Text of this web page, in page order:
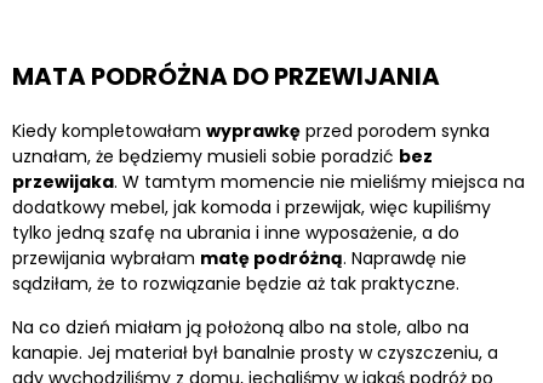
MATA PODRÓŻNA DO PRZEWIJANIA
Kiedy kompletowałam wyprawkę przed porodem synka
uznałam, że będziemy musieli sobie poradzić bez
przewijaka. W tamtym momencie nie mieliśmy miejsca na
dodatkowy mebel, jak komoda i przewijak, więc kupiliśmy
tylko jedną szafę na ubrania i inne wyposażenie, a do
przewijania wybrałam matę podróżną. Naprawdę nie
sądziłam, że to rozwiązanie będzie aż tak praktyczne.
Na co dzień miałam ją położoną albo na stole, albo na
kanapie. Jej materiał był banalnie prosty w czyszczeniu, a
gdy wychodziliśmy z domu, jechaliśmy w jakąś podróż po